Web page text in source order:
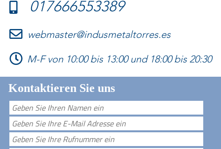
017666553389
webmaster@indusmetaltorres.es
M-F von 10:00 bis 13:00 und 18:00 bis 20:30
Kontaktieren Sie uns